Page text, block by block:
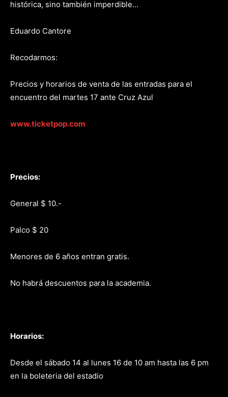
histórica, sino también imperdible…
Eduardo Cantore
Recodarmos:
Precios y horarios de venta de las entradas para el
encuentro del martes 17 ante Cruz Azul
www.ticketpop.com
Precios:
General $ 10.-
Palco $ 20
Menores de 6 años entran gratis.
No habrá descuentos para la academia.
Horarios:
Desde el sábado 14 al lunes 16 de 10 am hasta las 6 pm
en la boleteria del estadio